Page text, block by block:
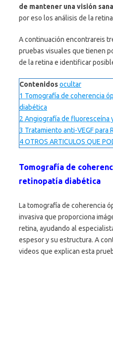
de mantener una visión
por eso los análisis de la
A continuación encontrareis
pruebas visuales que tienen
de la retina e identificar
Contenidosocultar
1 Tomografía de coherencia
diabética
2 Angiografía de fluoresceína
3 Tratamiento anti-VEGF para
4OTROS ARTICULOS QUE
Tomografía de
retinopatía diabética
La tomografía de coherencia
invasiva que proporciona
retina, ayudando al
espesor y su estructura. A
videos que explican esta